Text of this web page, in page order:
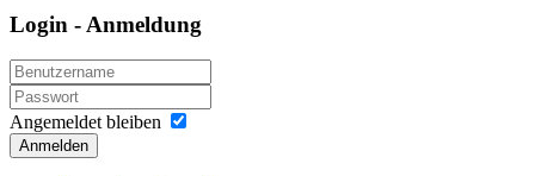
Login - Anmeldung
Angemeldet bleiben
Anmelden